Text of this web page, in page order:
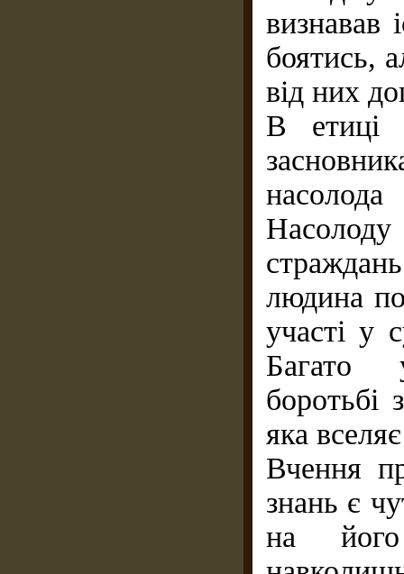
визнавав
боятись,
від них
В етиці
людина
участі у
Багато
боротьбі
яка
Вчення
знань є
на його